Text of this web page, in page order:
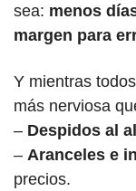
sea: menos
margen para
Y mientras
más nerviosa
– Despidos al
– Aranceles e
precios.